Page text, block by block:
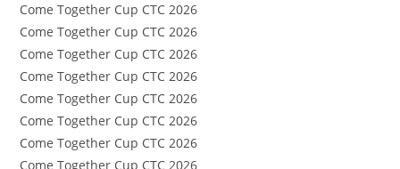
Come Together Cup CTC 2026
Come Together Cup CTC 2026
Come Together Cup CTC 2026
Come Together Cup CTC 2026
Come Together Cup CTC 2026
Come Together Cup CTC 2026
Come Together Cup CTC 2026
Come Together Cup CTC 2026